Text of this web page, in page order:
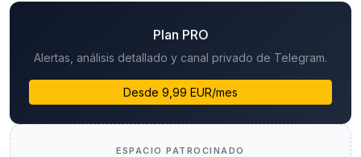
Plan PRO
Alertas, análisis detallado y canal privado de Telegram.
Desde 9,99 EUR/mes
ESPACIO PATROCINADO